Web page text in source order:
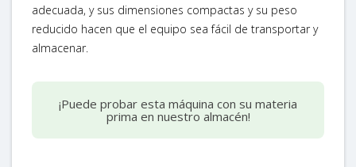
adecuada, y sus dimensiones compactas y su peso
reducido hacen que el equipo sea fácil de transportar y
almacenar.
¡Puede probar esta máquina con su materia
prima en nuestro almacén!